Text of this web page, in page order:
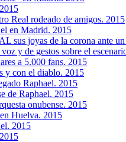
Real rodeado de amigos. 2015
en Madrid. 2015
sus joyas de la corona ante
y de gestos sobre el
a 5.000 fans. 2015
y con el diablo. 2015
Raphael. 2015
de Raphael. 2015
onubense. 2015
Huelva. 2015
2015